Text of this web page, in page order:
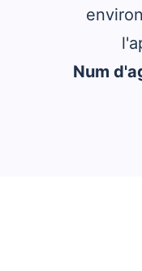
Num